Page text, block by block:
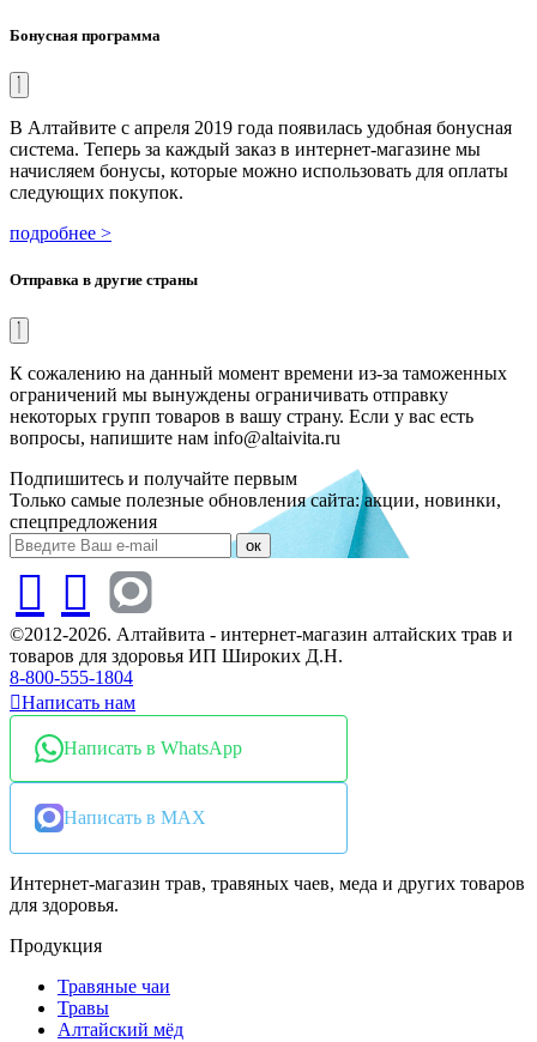
Бонусная программа
В Алтайвите с апреля 2019 года появилась удобная бонусная
система. Теперь за каждый заказ в интернет-магазине мы
начисляем бонусы, которые можно использовать для оплаты
следующих покупок.
подробнее >
Отправка в другие страны
К сожалению на данный момент времени из-за таможенных
ограничений мы вынуждены ограничивать отправку
некоторых групп товаров в вашу страну. Если у вас есть
вопросы, напишите нам info@altaivita.ru
Подпишитесь и получайте первым
Только самые полезные обновления сайта: акции, новинки,
спецпредложения
ок
©2012-2026. Алтайвита - интернет-магазин алтайских трав и
товаров для здоровья ИП Широких Д.Н.
8-800-555-1804
Написать нам
Написать в WhatsApp
Написать в MAX
Интернет-магазин трав, травяных чаев, меда и других товаров
для здоровья.
Продукция
Травяные чаи
Травы
Алтайский мёд